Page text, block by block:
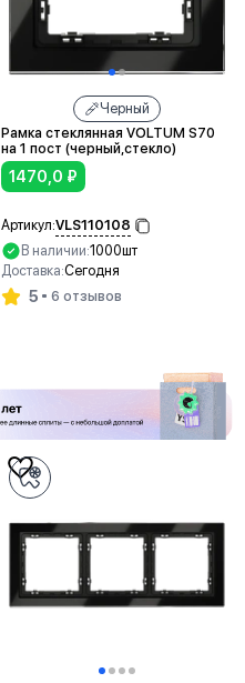
Черный
Рамка стеклянная VOLTUM S70
на 1 пост (черный,стекло)
1470,0 ₽
Артикул:VLS110108
В наличии:1000шт
Доставка:Сегодня
5 6 отзывов